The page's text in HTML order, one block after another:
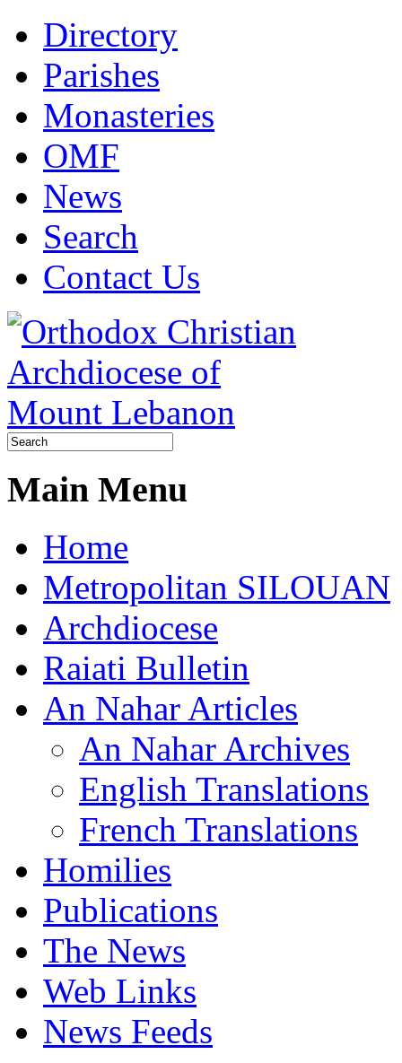
Directory
Parishes
Monasteries
OMF
News
Search
Contact Us
Main Menu
Home
Metropolitan SILOUAN
Archdiocese
Raiati Bulletin
An Nahar Articles
An Nahar Archives
English Translations
French Translations
Homilies
Publications
The News
Web Links
News Feeds